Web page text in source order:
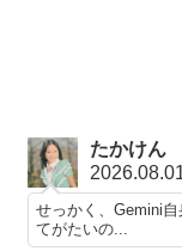
たかけん
せっかく、Gemini
てがたいの...